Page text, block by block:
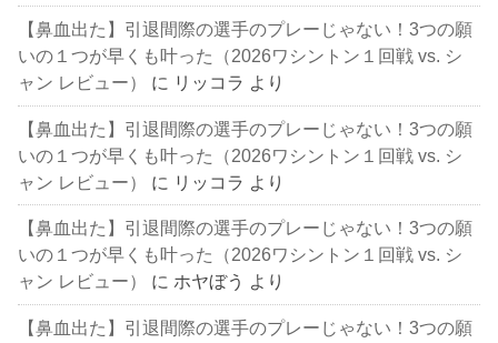
【鼻血出た】引退間際の選手のプレーじゃない！3つの願
いの１つが早くも叶った（2026ワシントン１回戦 vs. シ
ャン レビュー）
に リッコラ より
【鼻血出た】引退間際の選手のプレーじゃない！3つの願
いの１つが早くも叶った（2026ワシントン１回戦 vs. シ
ャン レビュー）
に リッコラ より
【鼻血出た】引退間際の選手のプレーじゃない！3つの願
いの１つが早くも叶った（2026ワシントン１回戦 vs. シ
ャン レビュー）
に ホヤぼう より
【鼻血出た】引退間際の選手のプレーじゃない！3つの願